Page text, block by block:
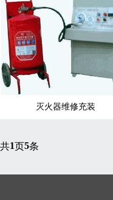
灭火器维修充装
共1页5条